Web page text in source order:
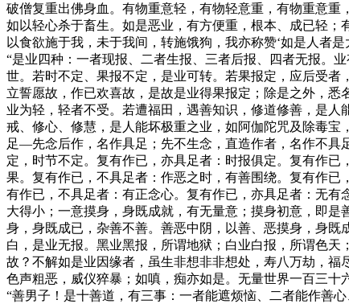
破僧复重出佛身血。有物重意轻，有物轻意重，有物重意
如以轻心杀于畜生。如是恶业，有方便重，根本、成已轻
以食欲施于我，未于我间，转施饿狗，我亦称赞‘如是人者
“是业四种：一者现报、二者生报、三者后报、四者无报。
世。若时不定、果报不定，是业可转。若果报定，应后受
立誓愿故，作已欢喜故，是故是业得果报定；除是之外，
业为轻，轻者不受。若遭福田，遇善知识，修道修善，是
戒、修心、修慧，是人能坏极重之业，如阿伽陀咒及除毒
足—先念后作，名作具足；先不生念，直造作者，名作不具
定，时节不定。复有作已，亦具足者：时报俱定。复有作
果。复有作已，不具足者：作恶之时，有善围绕。复有作
有作已，不具足者：有正念心。复有作已，亦具足者：无
大得小；一意摸身，身既成就，有无量意；摸身初意，即
身，身既成已，杂善不善。善恶中阴，以善、恶摸身，身
白，是业无报。黑业黑报，所谓地狱；白业白报，所谓色
故？不解如是业因缘者，虽生非想非非想处，寿八万劫，
色声粗恶，威仪猝暴；如嗔，痴亦如是。无量世界一百三
“善男子！是十善道，有三事：一者能遮烦恼、二者能作善